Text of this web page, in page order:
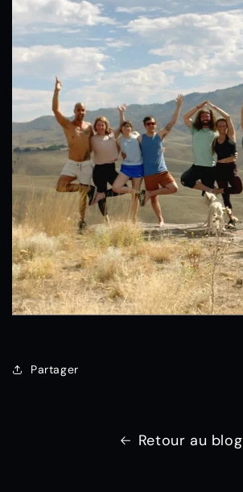
Partager
Retour au blog